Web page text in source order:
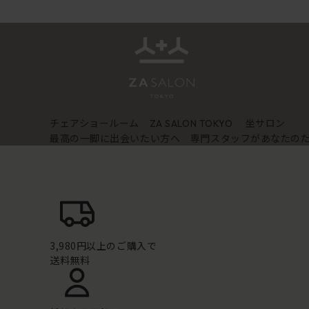
チェアショールーム ZA SALON TOKYO
坐サロン
最高の一脚に出会いたい方へ 専門スタッフがあなたの
3,980円以上のご購入で
送料無料